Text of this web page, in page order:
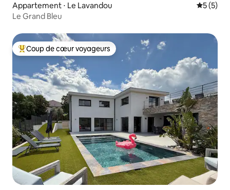
Appartement ⋅ Le Lavandou
5 (5)
Le Grand Bleu
Coups de cœur voyageurs les plus appréciés
Coup de cœur voyageurs